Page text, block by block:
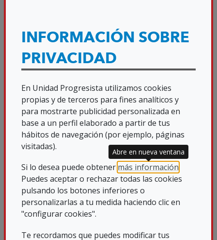
INFORMACIÓN SOBRE
PRIVACIDAD
En Unidad Progresista utilizamos cookies
propias y de terceros para fines analíticos y
para mostrarte publicidad personalizada en
base a un perfil elaborado a partir de tus
hábitos de navegación (por ejemplo, páginas
visitadas).
Si lo desea puede obtener más información
Puedes aceptar o rechazar todas las cookies
pulsando los botones inferiores o
personalizarlas a tu medida haciendo clic en
"configurar cookies".
Te recordamos que puedes modificar tus
Abre en nueva ventana
denominación es lo de menos, lo
importante es el espíritu con el que se
siguen haciendo las cosas y no perder el
norte y la razón de ser de esta casa.
Cuando me propusieron ser simpatizante
de UP, al principio me resultó extraña la
propuesta, ya que desde siempre he sido
colaborador por convicción con este
proyecto, pero entiendo que así se nos
identifica de alguna manera y de esta
forma podemos participar, por ejemplo,
en las Ejecutivas, donde como
representante del colectivo me siento